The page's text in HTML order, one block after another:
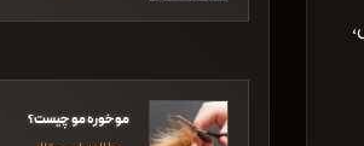
موخوره مو چیست؟